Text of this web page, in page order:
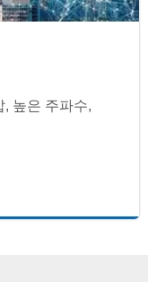
, 높은 주파수,